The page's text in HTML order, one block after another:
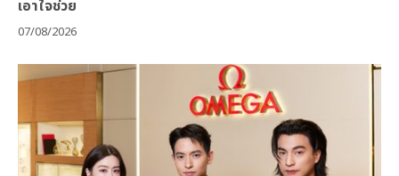
เอาใจช่วย
07/08/2026